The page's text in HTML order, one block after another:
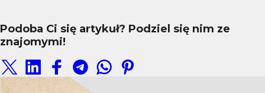
Podoba Ci się artykuł? Podziel się nim ze
znajomymi!